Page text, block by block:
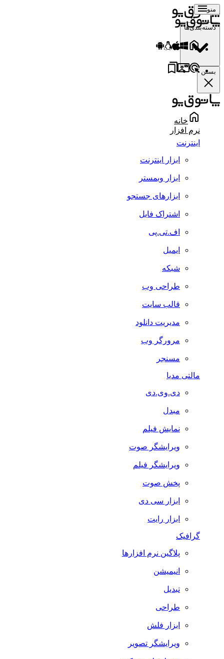
منو
دسته‌بندی‌ها
بستن
خانه
نرم افزار
اینترنت
ابزار اینترنت
ابزار وبمستر
ابزارهای جستجو
اشتراک فایل
اف.تی.پی
ایمیل
شبکه
طراحی وب
قالب سایت
مدیریت دانلود
مرورگر وب
مسنجر
مالتی مدیا
دی.وی.دی
مبدل
نمایش فیلم
ویرایشگر صوت
ویرایشگر فیلم
پخش صوت
ابزار سی دی
ابزار رایت
گرافیک
پلاگین نرم افزارها
انیمیشن
تبدیل
طراحی
ابزار فلش
ویرایشگر تصویر